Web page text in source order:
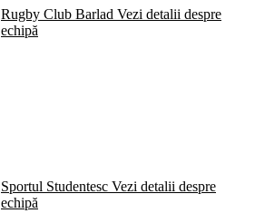
Rugby Club Barlad Vezi detalii despre
echipă
Sportul Studentesc Vezi detalii despre
echipă